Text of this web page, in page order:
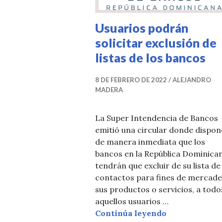
Usuarios podrán
solicitar exclusión de
listas de los bancos
8 DE FEBRERO DE 2022
ALEJANDRO
MADERA
La Super Intendencia de Bancos
emitió una circular donde
de manera inmediata que los
bancos en la República
tendrán que excluir de su lista de
contactos para fines de
sus productos o servicios, a
aquellos usuarios …
Continúa leyendo